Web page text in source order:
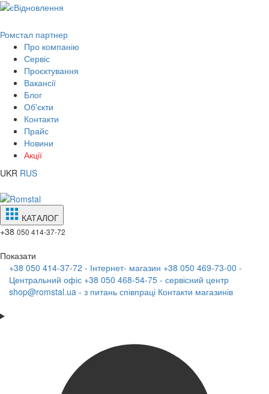
Ромстал партнер
Про компанію
Сервіс
Проєктування
Вакансії
Блог
Об'єкти
Контакти
Прайс
Новини
Акції
UKR RUS
КАТАЛОГ
+38 050 414-37-72
Показати
+38 050 414-37-72 - Інтернет- магазин +38 050 469-73-00 -
Центральний офіс +38 050 468-54-75 - сервісний центр
shop@romstal.ua - з питань співпраці Контакти магазинів